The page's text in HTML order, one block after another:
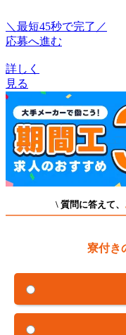
＼最短45秒で完了／
応募へ進む
詳しく
見る
\ 質問に答えて、
寮付き